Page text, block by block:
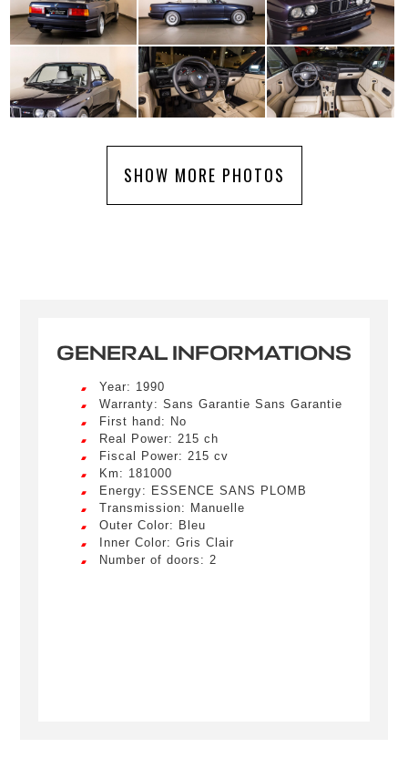
Créer une alerte
Remplissez le formulaire ci-dessous pour recevoir
une notification par e-mail dès qu’un véhicule
correspondant à vos critères sera disponible.
Civility *
SHOW MORE PHOTOS
GENERAL INFORMATIONS
Year: 1990
Warranty: Sans Garantie Sans Garantie
First hand: No
Real Power: 215 ch
Fiscal Power: 215 cv
Km: 181000
Energy: ESSENCE SANS PLOMB
Transmission: Manuelle
Outer Color: Bleu
Inner Color: Gris Clair
Number of doors: 2